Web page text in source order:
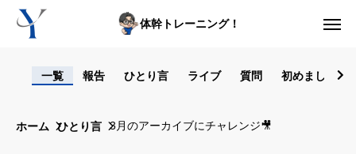
体幹トレーニング！
一覧 報告 ひとり言 ライブ 質問 初めまして！
ホーム ひとり言 3月のアーカイブにチャレンジ🎥